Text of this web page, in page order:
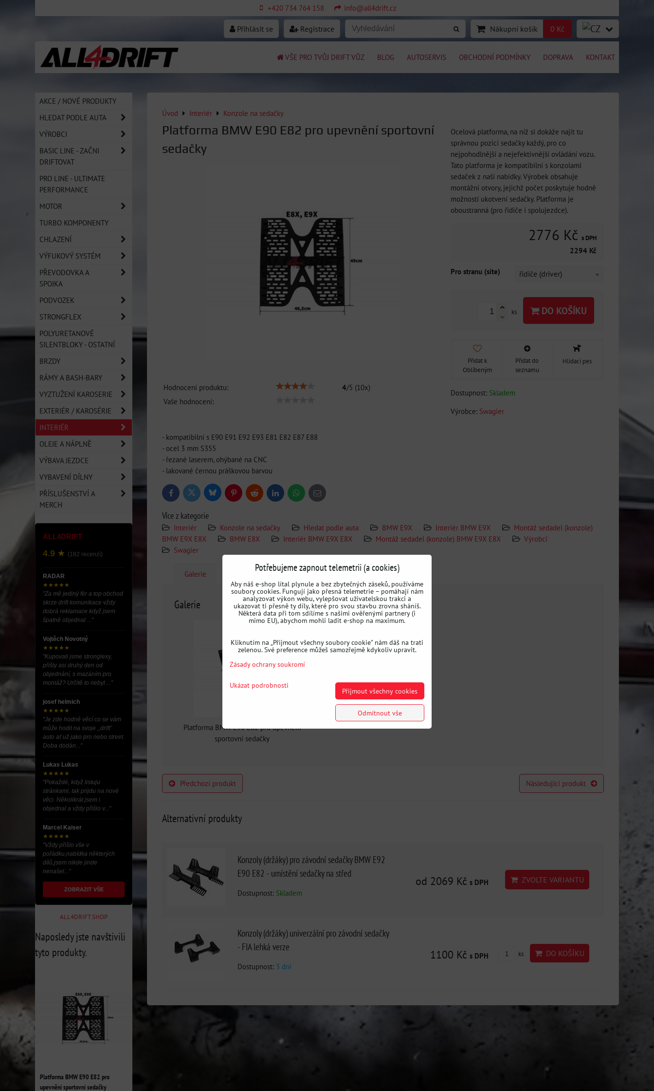
+420 734 764 158 info@all4drift.cz
Přihlásit se Registrace Nákupní košík 0 Kč
VŠE PRO TVŮJ DRIFT VŮZ BLOG AUTOSERVIS OBCHODNÍ PODMÍNKY DOPRAVA KONTAKT
Úvod Interiér Konzole na sedačky
Platforma BMW E90 E82 pro upevnění sportovní
sedačky
Hodnocení produktu: 4/5 (10x)
Vaše hodnocení:
Ocelová platforma, na níž si dokáže najít tu
správnou pozici sedačky každý, pro co
nejpohodlnější a nejefektivnější ovládání vozu.
Tato platforma je kompatibilní s konzolami
sedaček z naší nabídky. Výrobek obsahuje
montážní otvory, jejichž počet poskytuje hodně
možností ukotvení sedačky. Platforma je
oboustranná (pro řidiče i spolujezdce).
2776 Kč s DPH
2294 Kč
Pro stranu (site) řidiče (driver)
ks DO KOŠÍKU
Přidat k
Oblíbeným
Přidat do
seznamu
Hlídací pes
Dostupnost: Skladem
Výrobce: Swagier
- kompatibilní s E90 E91 E92 E93 E81 E82 E87 E88
- ocel 3 mm S355
- řezané laserem, ohýbané na CNC
- lakované černou práškovou barvou
FacebookTwitter BlueskyPinterestReddit LinkedInWhatsApp
E-
mail
Více z kategorie
Interiér Konzole na sedačky Hledat podle auta BMW E9X Interiér BMW E9X
Montáž sedadel (konzole)
BMW E9X E8X
BMW E8X Interiér BMW E9X E8X Montáž sedadel (konzole) BMW E9X E8X
Výrobci
Swagier
Galerie Doplňující informace
Galerie
Platforma BMW E90 E82 pro upevnění
sportovní sedačky
Předchozí produkt Následující produkt
Alternativní produkty
Konzoly (držáky) pro závodní sedačky BMW E92
E90 E82 - umístění sedačky na střed
Dostupnost: Skladem
od 2069 Kč s DPH ZVOLTE VARIANTU
Konzoly (držáky) univerzální pro závodní sedačky
- FIA lehká verze
Dostupnost: 3 dni
1100 Kč s DPH ks DO KOŠÍKU
AKCE / NOVÉ PRODUKTY
HLEDAT PODLE AUTA
VÝROBCI
BASIC LINE - ZAČNI
DRIFTOVAT
PRO LINE - ULTIMATE
PERFORMANCE
MOTOR
TURBO KOMPONENTY
CHLAZENÍ
VÝFUKOVÝ SYSTÉM
PŘEVODOVKA A
SPOJKA
PODVOZEK
STRONGFLEX
POLYURETANOVÉ
SILENTBLOKY - OSTATNÍ
BRZDY
RÁMY A BASH-BARY
VYZTUŽENÍ KAROSERIE
EXTERIÉR / KAROSÉRIE
INTERIÉR
OLEJE A NÁPLNĚ
VÝBAVA JEZDCE
VYBAVENÍ DÍLNY
PŘÍSLUŠENSTVÍ A
MERCH
ALL4DRIFT
4.9 ★ (182 recenzí)
RADAR
★★★★★
"Za mě jediný fér a top obchod
skrze drift komunikace vždy
dobrá reklamace když jsem
špatně objednal ..."
Vojtěch Novotný
★★★★★
"Kupovali jsme stronglexy,
přišly asi druhý den od
objednání, s mazáním pro
montáž? Určitě to nebyl ..."
josef helmich
★★★★★
"Je zde hodně věcí co se vám
může hodit na svoje ,,drift”
auto ať už jako pro nebo street.
Doba dodán..."
Lukas Lukas
★★★★★
"Pokaždé, když listuju
stránkami, tak prijdu na nové
věci. Několikrát jsem i
objednal a vždy přišlo v..."
Marcel Kaiser
★★★★★
"Vždy přišlo vše v
pořádku,nabídka některých
dílů,jsem nikde jinde
nenašel..."
ZOBRAZIT VŠE
ALL4DRIFT.SHOP
Naposledy jste navštívili
tyto produkty.
Platforma BMW E90 E82 pro
upevnění sportovní sedačky
Potřebujeme zapnout telemetrii (a cookies)
Aby náš e-shop lítal plynule a bez zbytečných záseků, používáme
soubory cookies. Fungují jako přesná telemetrie – pomáhají nám
analyzovat výkon webu, vylepšovat uživatelskou trakci a
ukazovat ti přesně ty díly, které pro svou stavbu zrovna sháníš.
Některá data při tom sdílíme s našimi ověřenými partnery (i
mimo EU), abychom mohli ladit e-shop na maximum.
Kliknutím na „Přijmout všechny soubory cookie" nám dáš na trati
zelenou. Své preference můžeš samozřejmě kdykoliv upravit.
Zásady ochrany soukromí
Ukázat podrobnosti
Přijmout všechny cookies
Odmítnout vše